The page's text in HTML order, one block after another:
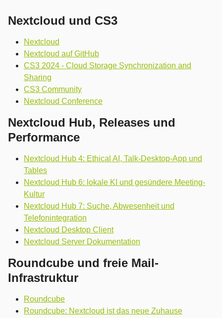
Nextcloud und CS3
Nextcloud
Nextcloud auf GitHub
CS3 2024 - Cloud Storage Synchronization and
Sharing
CS3 Community
Nextcloud Conference
Nextcloud Hub, Releases und
Performance
Nextcloud Hub 4: Ethical AI, Talk-Desktop-App und
Tables
Nextcloud Hub 6: lokale KI und gesündere Meeting-
Kultur
Nextcloud Hub 7: Suche, Abwesenheit und
Telefonintegration
Nextcloud Desktop Client
Nextcloud Server Dokumentation
Roundcube und freie Mail-
Infrastruktur
Roundcube
Roundcube: Nextcloud ist das neue Zuhause